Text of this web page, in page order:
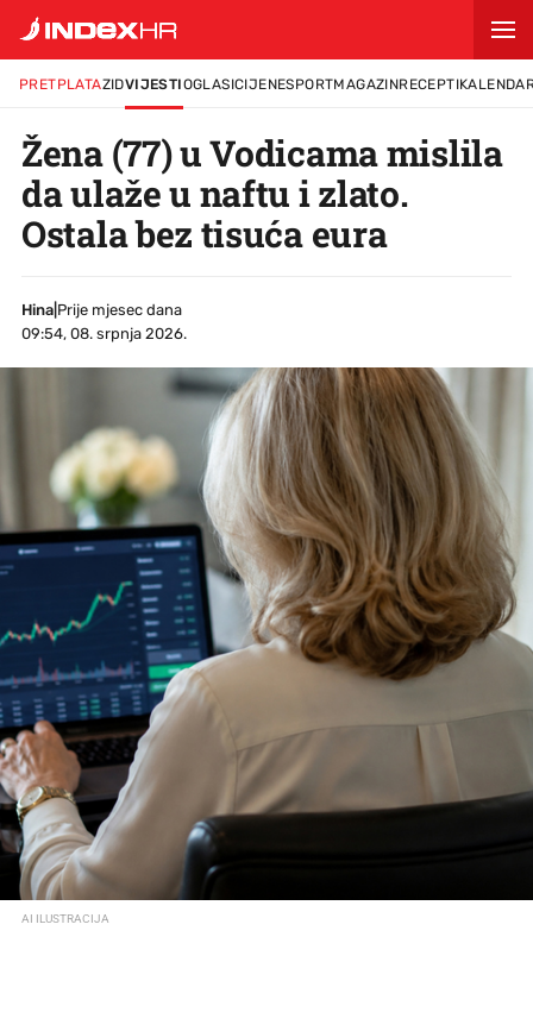
PRETPLATAZIDVIJESTIOGLASICIJENESPORTMAGAZINRECEPTI
Žena (77) u Vodicama mislila
da ulaže u naftu i zlato.
Ostala bez tisuća eura
Hina
Prije mjesec dana
09:54, 08. srpnja 2026.
AI ILUSTRACIJA